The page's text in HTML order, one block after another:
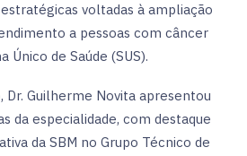
voltadas à ampliação
a pessoas com câncer
Único de Saúde (SUS).
Guilherme Novita apresentou
da especialidade, com destaque
da SBM no Grupo Técnico de